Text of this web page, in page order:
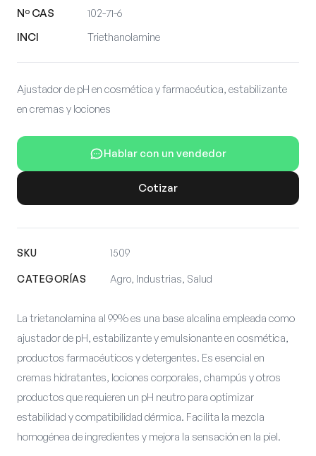
Nº CAS
102-71-6
INCI
Triethanolamine
Ajustador de pH en cosmética y farmacéutica, estabilizante
en cremas y lociones
Hablar con un vendedor
Cotizar
SKU 1509
CATEGORÍAS Agro, Industrias, Salud
La trietanolamina al 99% es una base alcalina empleada como
ajustador de pH, estabilizante y emulsionante en cosmética,
productos farmacéuticos y detergentes. Es esencial en
cremas hidratantes, lociones corporales, champús y otros
productos que requieren un pH neutro para optimizar
estabilidad y compatibilidad dérmica. Facilita la mezcla
homogénea de ingredientes y mejora la sensación en la piel.